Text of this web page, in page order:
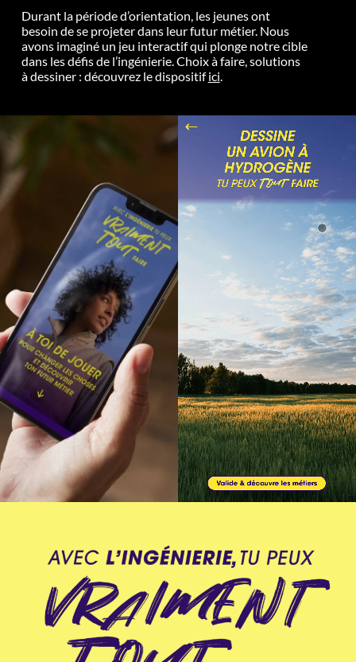
Durant la période d’orientation, les jeunes ont
besoin de se projeter dans leur futur métier. Nous
avons imaginé un jeu interactif qui plonge notre cible
dans les défis de l’ingénierie. Choix à faire, solutions
à dessiner : découvrez le dispositifici.